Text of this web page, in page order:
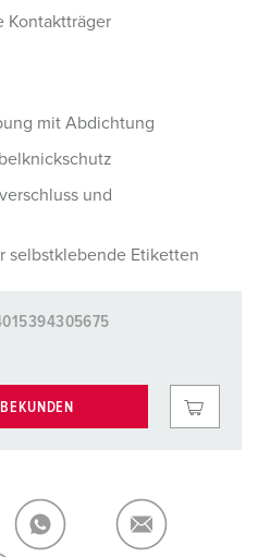
Kontaktträger
mit Abdichtung
und
selbstklebende Etiketten